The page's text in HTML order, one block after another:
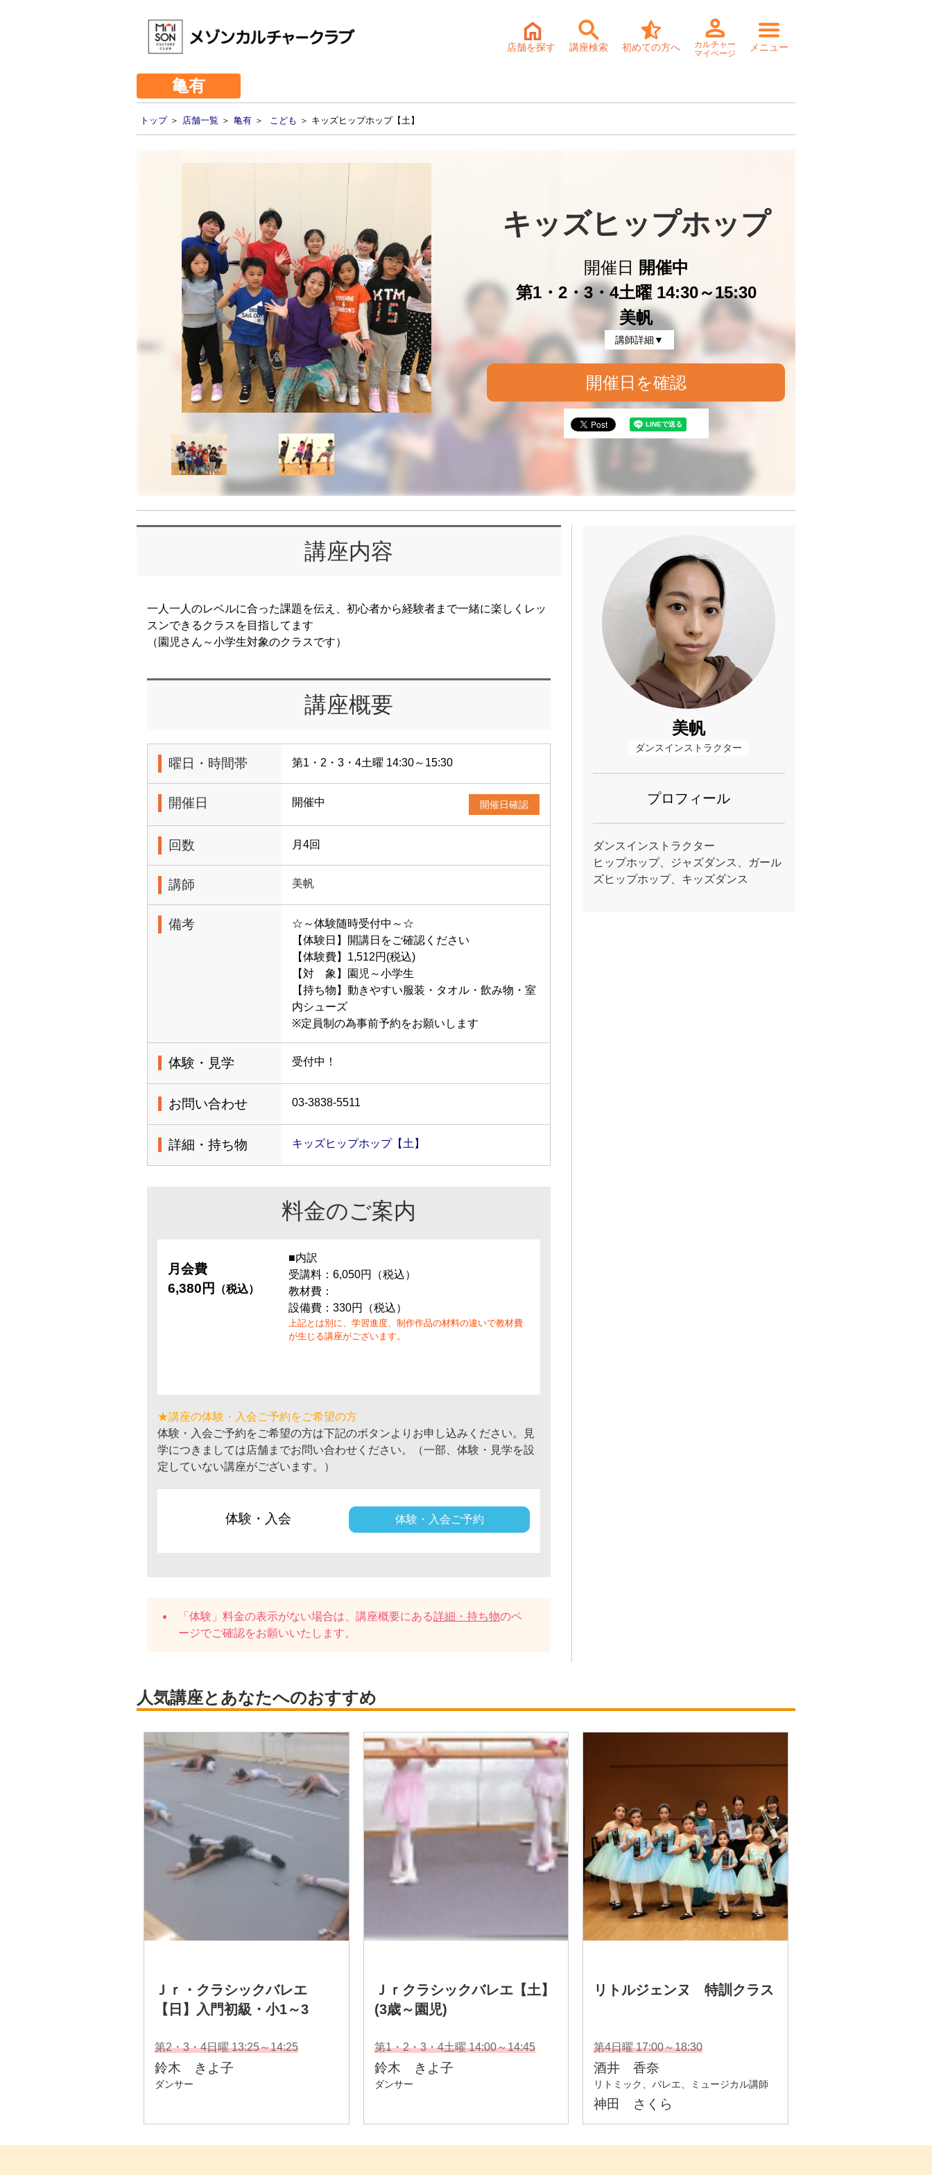
店舗を探す 講座検索 初めての方へ
カルチャー
マイページ
メニュー
亀有
トップ＞ 店舗一覧 ＞ 亀有 ＞ こども ＞ キッズヒップホップ【土】
キッズヒップホップ
開催日
開催中
第1・2・3・4土曜 14:30～15:30
美帆
講師詳細▼
開催日を確認
講座内容
一人一人のレベルに合った課題を伝え、初心者から経験者まで一緒に楽しくレッ
スンできるクラスを目指してます
（園児さん～小学生対象のクラスです）
講座概要
曜日・時間帯 第1・2・3・4土曜 14:30～15:30
開催日 開催中 開催日確認
回数 月4回
講師 美帆
備考
☆～体験随時受付中～☆
【体験日】開講日をご確認ください
【体験費】1,512円(税込)
【対 象】園児～小学生
【持ち物】動きやすい服装・タオル・飲み物・室
内シューズ
※定員制の為事前予約をお願いします
体験・見学 受付中！
お問い合わせ 03-3838-5511
詳細・持ち物 キッズヒップホップ【土】
料金のご案内
月会費
6,380円
（税込）
■内訳
受講料：6,050円（税込）
教材費：
設備費：330円（税込）
上記とは別に、学習進度、制作作品の材料の違いで教材費
が生じる講座がございます。
★講座の体験・入会ご予約をご希望の方
体験・入会ご予約をご希望の方は下記のボタンよりお申し込みください。見
学につきましては店舗までお問い合わせください。（一部、体験・見学を設
定していない講座がございます。）
体験・入会 体験・入会ご予約
「体験」料金の表示がない場合は、講座概要にある詳細・持ち物のペ
ージでご確認をお願いいたします。
美帆
ダンスインストラクター
プロフィール
ダンスインストラクター
ヒップホップ、ジャズダンス、ガール
ズヒップホップ、キッズダンス